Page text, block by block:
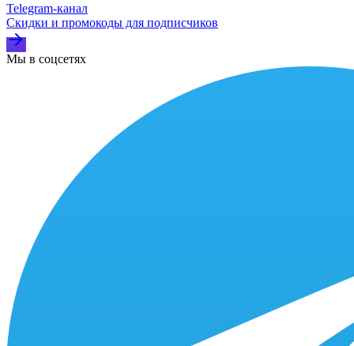
Telegram‑канал
Скидки и промокоды для подписчиков
Мы в соцсетях